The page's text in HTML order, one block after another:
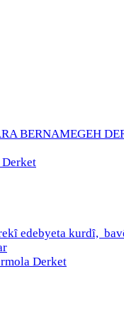
BERNAMEGEH
Derket
edebyeta kurdȋ,
Derket